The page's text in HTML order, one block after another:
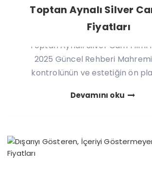
Toptan Aynalı Silver
Fiyatları
Toptan Aynalı Silver Cam Filmi
2025 Güncel Rehberi
kontrolünün ve estetiğin ön
Devamını oku